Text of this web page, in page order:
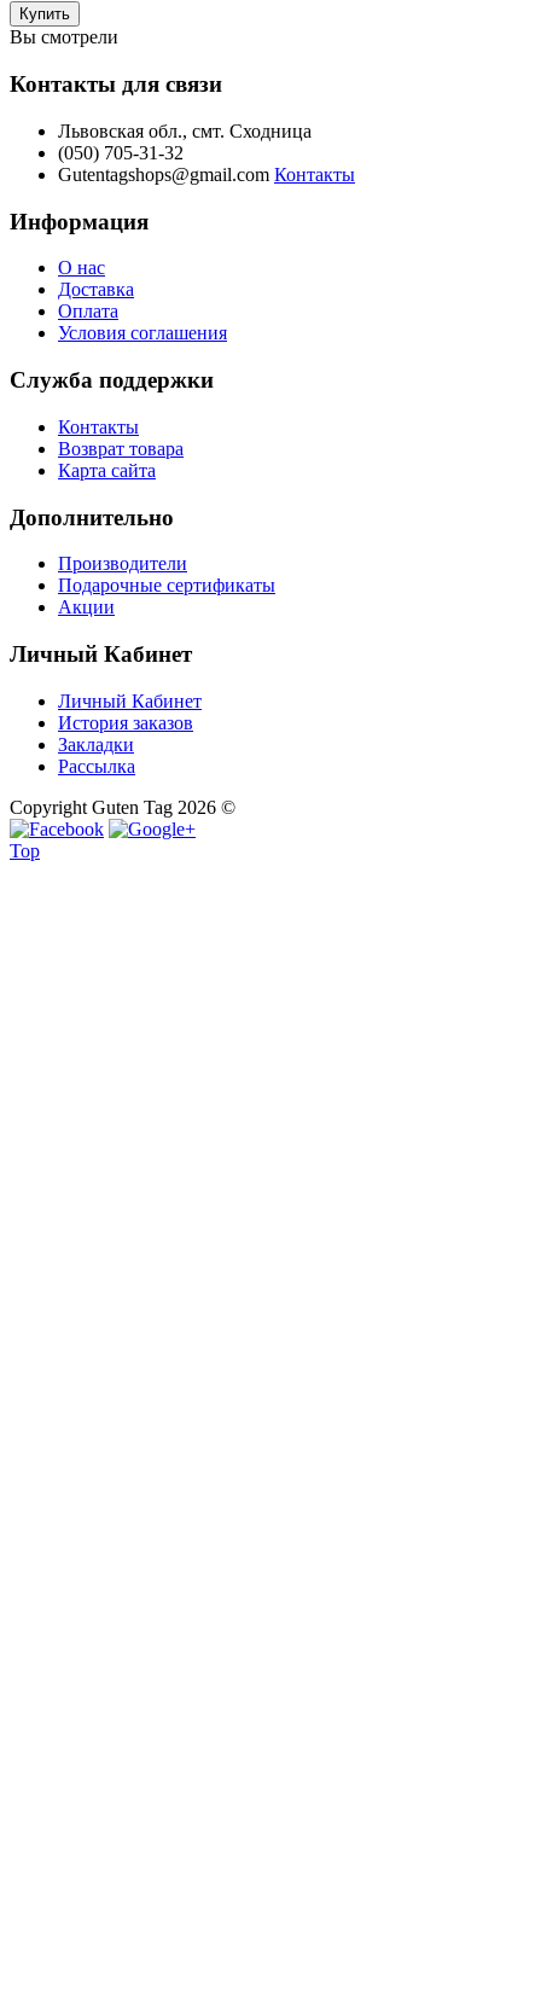
Вы смотрели
Контакты для связи
Львовская обл., смт. Сходница
(050) 705-31-32
Gutentagshops@gmail.com Контакты
Информация
О нас
Доставка
Оплата
Условия соглашения
Служба поддержки
Контакты
Возврат товара
Карта сайта
Дополнительно
Производители
Подарочные сертификаты
Акции
Личный Кабинет
Личный Кабинет
История заказов
Закладки
Рассылка
Copyright Guten Tag 2026 ©
Top